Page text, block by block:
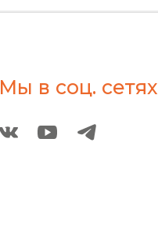
Мы в соц. сетях